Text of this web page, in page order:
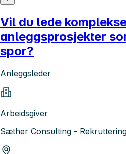
Vil du lede
anleggsprosjekter
spor?
Anleggsleder
Arbeidsgiver
Sæther Consulting -